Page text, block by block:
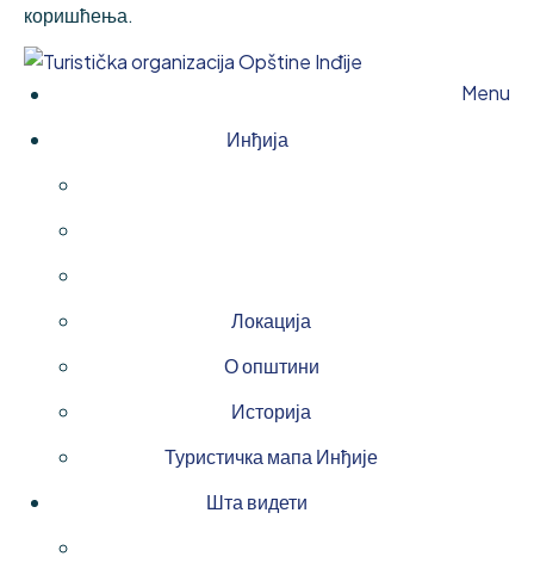
коришћења.
Инђија
Локација
О општини
Историја
Туристичка мапа Инђије
Шта видети
Menu